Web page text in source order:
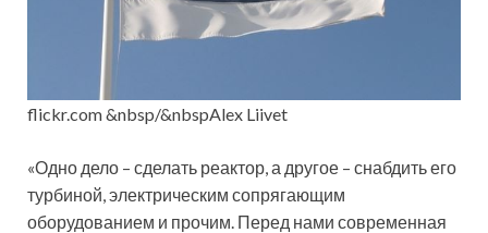
flickr.com &nbsp/&nbspAlex Liivet
«Одно дело – сделать реактор, а другое – снабдить его
турбиной, электрическим сопрягающим
оборудованием и прочим. Перед нами современная